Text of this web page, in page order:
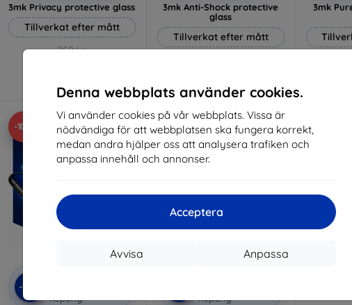
Denna webbplats använder cookies.
Vi använder cookies på vår webbplats. Vissa är
nödvändiga för att webbplatsen ska fungera korrekt,
medan andra hjälper oss att analysera trafiken och
anpassa innehåll och annonser.
Acceptera
Anpassa
Avvisa
3mk Privacy protective glass
Tillverkat efter mått
258 kr
I lager 3 st
3mk Anti-Shock protective
glass
Tillverkat efter mått
I lager > 5 st
3mk
I
-10%
-10%
kupong
-10%
kupong